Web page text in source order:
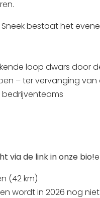
bestaat het
loop dwars door
– ter vervanging van
bedrijventeams
via de link in onze bio!
(42 km)
wordt in 2026 nog